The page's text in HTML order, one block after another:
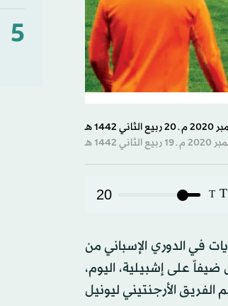
T
T
20
في الدوري الإسباني من
على إشبيلية، اليوم،
الأرجنتيني ليونيل
5